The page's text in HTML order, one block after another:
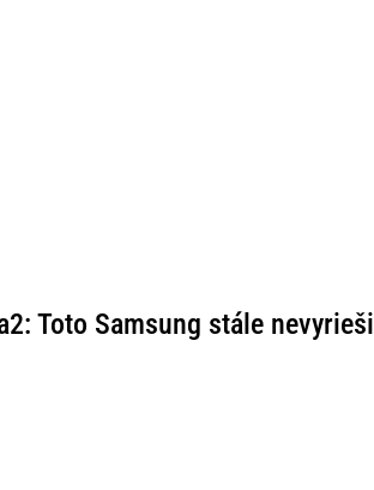
Toto Samsung stále nevyriešil